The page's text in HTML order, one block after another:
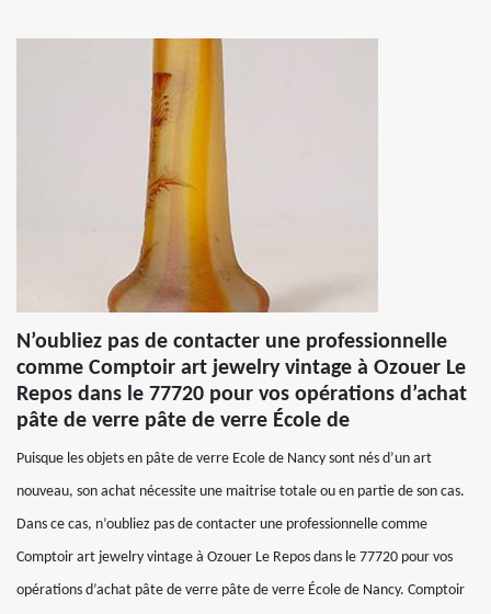
N’oubliez pas de contacter une professionnelle
comme Comptoir art jewelry vintage à Ozouer Le
Repos dans le 77720 pour vos opérations d’achat
pâte de verre pâte de verre École de
Puisque les objets en pâte de verre Ecole de Nancy sont nés d’un art
nouveau, son achat nécessite une maitrise totale ou en partie de son cas.
Dans ce cas, n’oubliez pas de contacter une professionnelle comme
Comptoir art jewelry vintage à Ozouer Le Repos dans le 77720 pour vos
opérations d’achat pâte de verre pâte de verre École de Nancy. Comptoir